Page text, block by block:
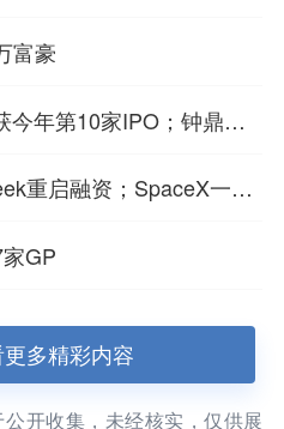
富豪
今年第10家IPO；钟鼎投
重启融资；SpaceX一夜
GP
多精彩内容
公开收集，未经核实，仅供展